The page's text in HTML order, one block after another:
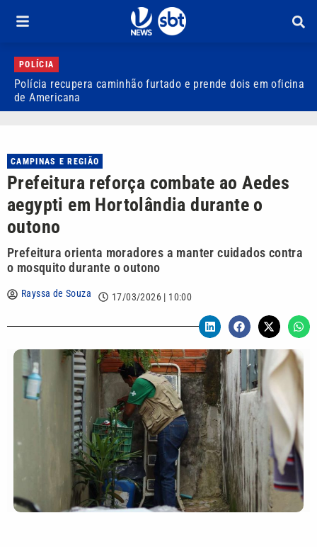
POLÍCIA
Polícia recupera caminhão furtado e prende dois em oficina
de Americana
CAMPINAS E REGIÃO
Prefeitura reforça combate ao Aedes
aegypti em Hortolândia durante o
outono
Prefeitura orienta moradores a manter cuidados contra
o mosquito durante o outono
Rayssa de Souza 17/03/2026 | 10:00